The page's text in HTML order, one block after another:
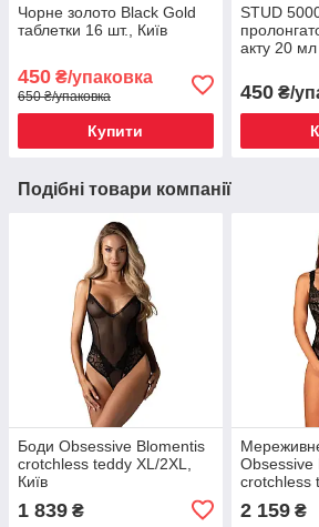
Чорне золото Black Gold
таблетки 16 шт., Київ
450 ₴/упаковка
650 ₴/упаковка
Купити
STUD
акту 20 мл
450₴/
Подібні товари компанії
Боди Obsessive Blomentis
crotchless teddy XL/2XL,
Київ
1 839 ₴
Obsessive
crotchless
2 159₴